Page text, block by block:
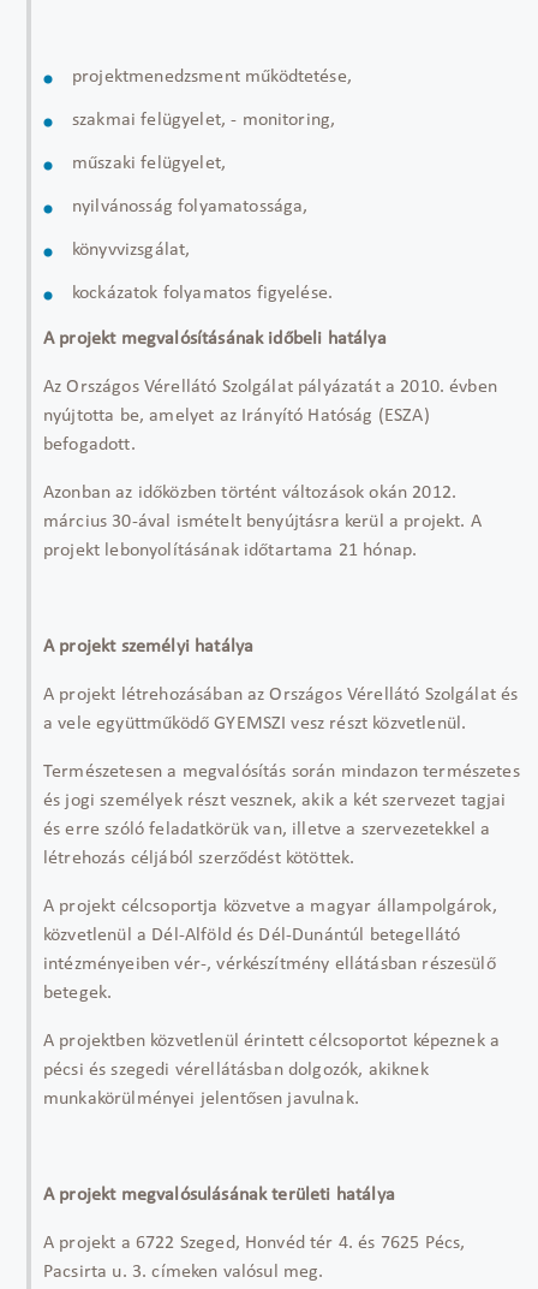
projektmenedzsment működtetése,
szakmai felügyelet, - monitoring,
műszaki felügyelet,
nyilvánosság folyamatossága,
könyvvizsgálat,
kockázatok folyamatos figyelése.
A projekt megvalósításának időbeli hatálya
Az Országos Vérellátó Szolgálat pályázatát a 2010. évben
nyújtotta be, amelyet az Irányító Hatóság (ESZA)
befogadott.
Azonban az időközben történt változások okán 2012.
március 30-ával ismételt benyújtásra kerül a projekt. A
projekt lebonyolításának időtartama 21 hónap.
A projekt személyi hatálya
A projekt létrehozásában az Országos Vérellátó Szolgálat és
a vele együttműködő GYEMSZI vesz részt közvetlenül.
Természetesen a megvalósítás során mindazon természetes
és jogi személyek részt vesznek, akik a két szervezet tagjai
és erre szóló feladatkörük van, illetve a szervezetekkel a
létrehozás céljából szerződést kötöttek.
A projekt célcsoportja közvetve a magyar állampolgárok,
közvetlenül a Dél-Alföld és Dél-Dunántúl betegellátó
intézményeiben vér-, vérkészítmény ellátásban részesülő
betegek.
A projektben közvetlenül érintett célcsoportot képeznek a
pécsi és szegedi vérellátásban dolgozók, akiknek
munkakörülményei jelentősen javulnak.
A projekt megvalósulásának területi hatálya
A projekt a 6722 Szeged, Honvéd tér 4. és 7625 Pécs,
Pacsirta u. 3. címeken valósul meg.